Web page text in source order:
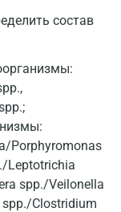
состав
Porphyromonas
Leptotrichia
spp./Veilonella
Clostridium